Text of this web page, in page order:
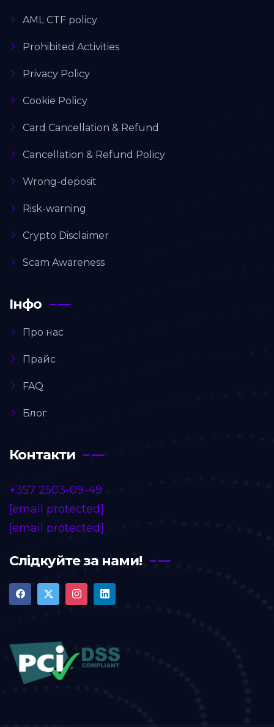
AML CTF policy
Prohibited Activities
Privacy Policy
Cookie Policy
Card Cancellation & Refund
Cancellation & Refund Policy
Wrong-deposit
Risk-warning
Crypto Disclaimer
Scam Awareness
Інфо
Про нас
Прайс
FAQ
Блог
Контакти
+357 2503-09-49
[email protected]
[email protected]
Слідкуйте за нами!